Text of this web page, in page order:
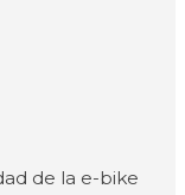
de la e-bike